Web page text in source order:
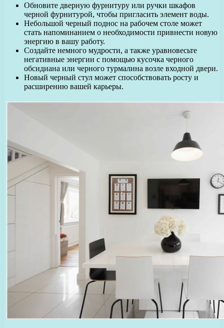
Обновите дверную фурнитуру или ручки шкафов
черной фурнитурой, чтобы пригласить элемент воды.
Небольшой черный поднос на рабочем столе может
стать напоминанием о необходимости привнести новую
энергию в вашу работу.
Создайте немного мудрости, а также уравновесьте
негативные энергии с помощью кусочка черного
обсидиана или черного турмалина возле входной двери.
Новый черный стул может способствовать росту и
расширению вашей карьеры.